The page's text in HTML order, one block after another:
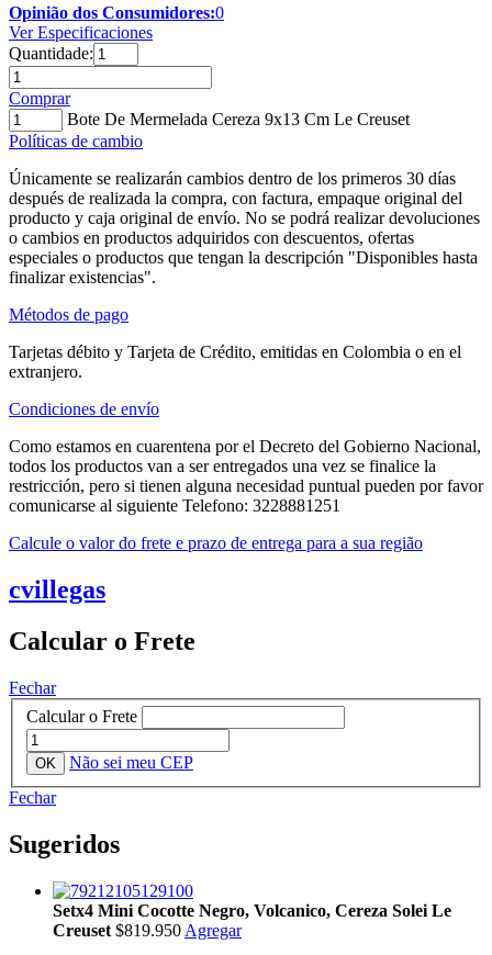
Opinião dos Consumidores:0
Ver Especificaciones
Quantidade:
Comprar
Bote De Mermelada Cereza 9x13 Cm Le Creuset
Políticas de cambio
Únicamente se realizarán cambios dentro de los primeros 30 días
después de realizada la compra, con factura, empaque original del
producto y caja original de envío. No se podrá realizar devoluciones
o cambios en productos adquiridos con descuentos, ofertas
especiales o productos que tengan la descripción "Disponibles hasta
finalizar existencias".
Métodos de pago
Tarjetas débito y Tarjeta de Crédito, emitidas en Colombia o en el
extranjero.
Condiciones de envío
Como estamos en cuarentena por el Decreto del Gobierno Nacional,
todos los productos van a ser entregados una vez se finalice la
restricción, pero si tienen alguna necesidad puntual pueden por favor
comunicarse al siguiente Telefono: 3228881251
Calcule o valor do frete e prazo de entrega para a sua região
cvillegas
Calcular o Frete
Fechar
Calcular o Frete
Não sei meu CEP
Fechar
Sugeridos
Setx4 Mini Cocotte Negro, Volcanico, Cereza Solei Le
Creuset $819.950 Agregar